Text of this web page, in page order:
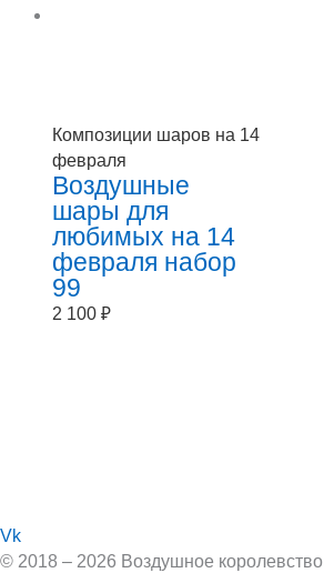
Композиции шаров на 14
февраля
Воздушные
шары для
любимых на 14
февраля набор
99
2 100 ₽
Vk
© 2018 – 2026 Воздушное королевство